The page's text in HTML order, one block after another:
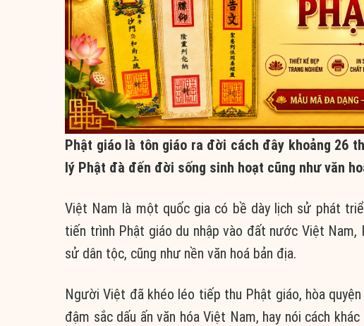
Phật giáo là tôn giáo ra đời cách đây khoảng 26
lý Phật đà đến đời sống sinh hoạt cũng như văn
Việt Nam là một quốc gia có bề dày lịch sử phát
tiến trình Phật giáo du nhập vào đất nước Việt
sử dân tộc, cũng như nền văn hoá bản địa.
Người Việt đã khéo léo tiếp thu Phật giáo, hòa
đậm sắc dấu ấn văn hóa Việt Nam, hay nói cách